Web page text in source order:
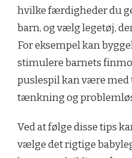
hvilke færdigheder du
barn, og vælg legetøj,
For eksempel kan
stimulere barnets
puslespil kan være med
tænkning og
Ved at følge disse tips
vælge det rigtige